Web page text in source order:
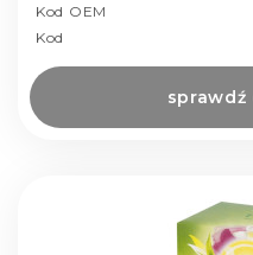
Kod OEM
Kod